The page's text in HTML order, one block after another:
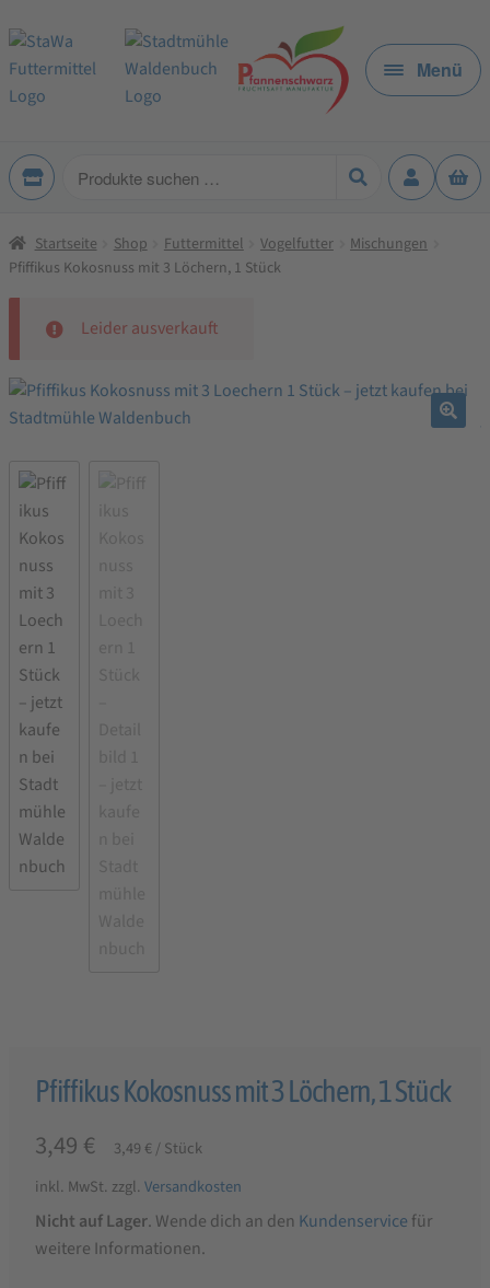
Zur
Navigation
springen
Zum
Inhalt
springen
Menü
Produkte
Startseite Shop Futtermittel Vogelfutter
Mischungen
Pfiffikus Kokosnuss mit 3 Löchern, 1 Stück
Leider ausverkauft
Pfiffikus Kokosnuss mit 3 Löchern, 1 Stück
3,49 € 3,49 €/Stück
inkl. MwSt. zzgl. Versandkosten
Nicht auf Lager. Wende dich an den Kundenservice für
weitere Informationen.